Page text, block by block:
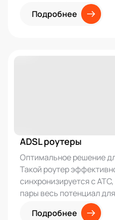
Подробнее
ADSL роутеры
Оптимальное решение
Такой роутер
синхронизируется с
пары весь потенциал
Подробнее